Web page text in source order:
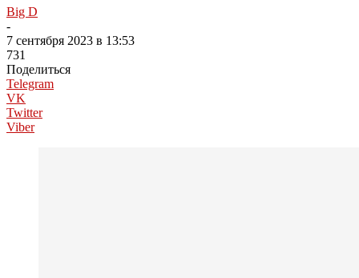
Big D
-
7 сентября 2023 в 13:53
731
Поделиться
Telegram
VK
Twitter
Viber